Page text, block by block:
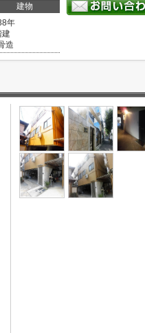
建物
年
建
造